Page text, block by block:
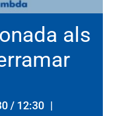
als
/ 12:30 |